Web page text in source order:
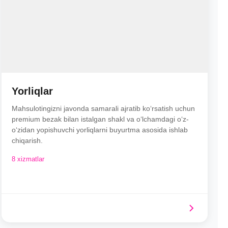
Yorliqlar
Mahsulotingizni javonda samarali ajratib ko‘rsatish uchun
premium bezak bilan istalgan shakl va o‘lchamdagi o‘z-
o‘zidan yopishuvchi yorliqlarni buyurtma asosida ishlab
chiqarish.
8 xizmatlar